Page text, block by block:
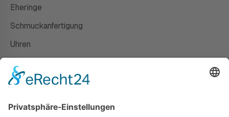
Eheringe
Schmuckanfertigung
Uhren